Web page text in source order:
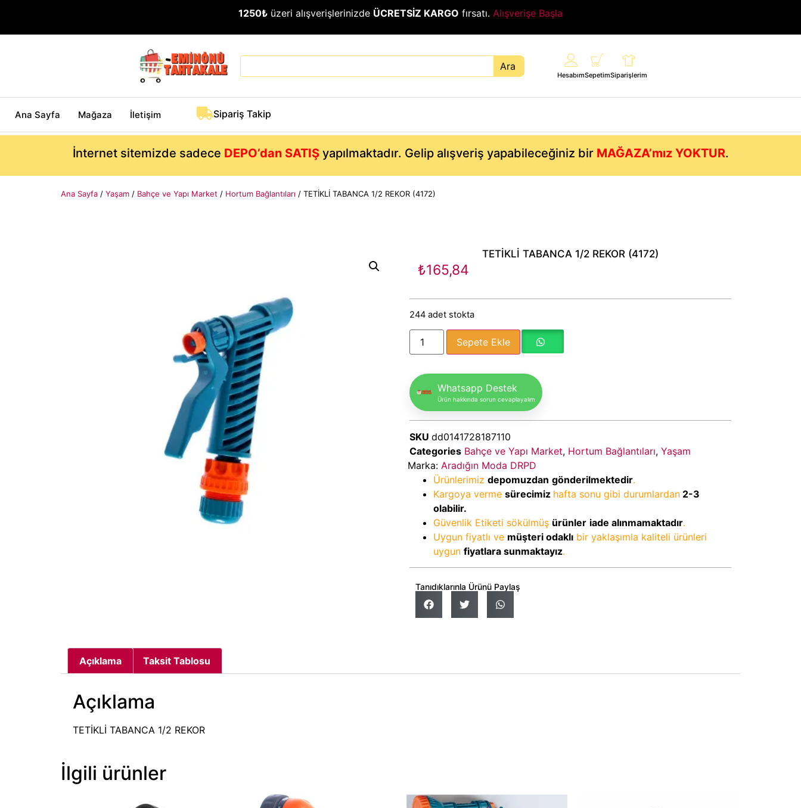
1250₺ üzeri alışverişlerinizde ÜCRETSİZ KARGO fırsatı. Alışverişe Başla
Ara
HesabımSepetimSiparişlerim
Ana Sayfa Mağaza İletişim Sipariş Takip
İnternet sitemizde sadece DEPO’dan SATIŞyapılmaktadır. Gelip alışveriş yapabileceğiniz bir MAĞAZA’mız YOKTUR.
Ana Sayfa / Yaşam / Bahçe ve Yapı Market / Hortum Bağlantıları / TETİKLİ TABANCA 1/2 REKOR (4172)
TETİKLİ TABANCA 1/2 REKOR (4172)
₺165,84
244 adet stokta
Sepete Ekle
Whatsapp Destek
Ürün hakkında sorun cevaplayalım
SKU dd0141728187110
Categories Bahçe ve Yapı Market, Hortum Bağlantıları, Yaşam
Marka: Aradığın Moda DRPD
Ürünlerimiz depomuzdan gönderilmektedir.
Kargoya verme sürecimiz hafta sonu gibi durumlardan 2-3
olabilir.
Güvenlik Etiketi sökülmüş ürünler iade alınmamaktadır.
Uygun fiyatlı ve müşteri odaklı bir yaklaşımla kaliteli ürünleri
uygun fiyatlara sunmaktayız.
Tanıdıklarınla Ürünü Paylaş
Açıklama Taksit Tablosu
Açıklama
TETİKLİ TABANCA 1/2 REKOR
İlgili ürünler